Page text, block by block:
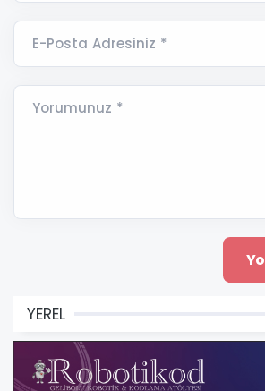
E-Posta Adresiniz *
Yorumunuz *
YEREL